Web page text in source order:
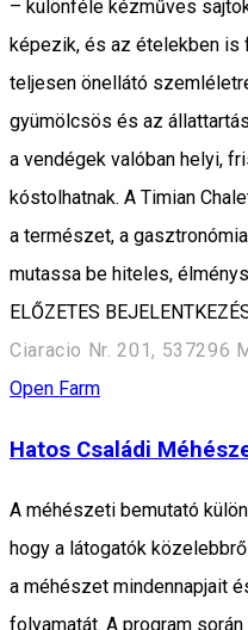
– különféle kézműves
képezik, és az ételekben is
teljesen önellátó
gyümölcsös és az
a vendégek valóban helyi,
kóstolhatnak. A Timian
a természet, a
mutassa be hiteles,
ELŐZETES
Ciaracio Nr. 201, 537296
Open Farm
Hatos Családi
A méhészeti bemutató
hogy a látogatók
a méhészet mindennapjait
folyamatát. A program